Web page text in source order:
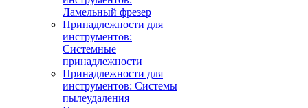
Ламельный фрезер
Принадлежности для
инструментов:
Системные
принадлежности
Принадлежности для
инструментов: Системы
пылеудаления